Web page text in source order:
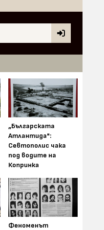
„Българската
Атлантида":
Севтополис чака
под водите на
Копринка
Феноменът